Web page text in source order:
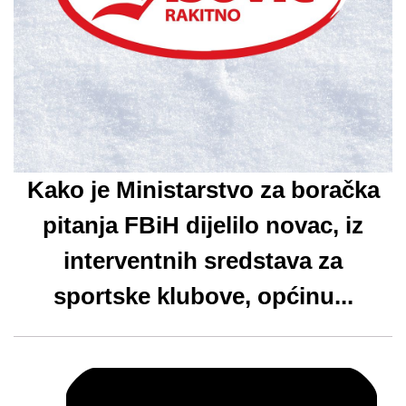
Kako je Ministarstvo za boračka
pitanja FBiH dijelilo novac, iz
interventnih sredstava za
sportske klubove, općinu...